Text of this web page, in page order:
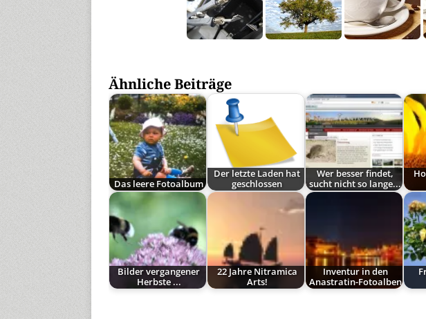
Ähnliche Beiträge
Das leere Fotoalbum
Der letzte Laden hat
geschlossen
Wer besser findet,
sucht nicht so lange...
Bilder vergangener
Herbste ...
22 Jahre Nitramica
Arts!
Inventur in den
Anastratin-Fotoalben